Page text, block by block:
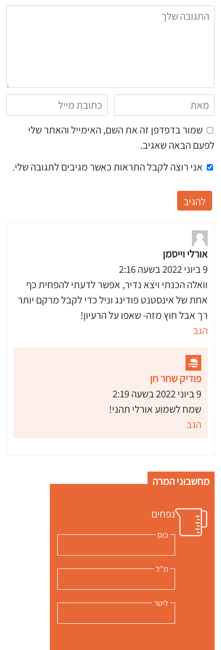
שמור בדפדפן זה את השם, האימייל והאתר שלי
לפעם הבאה שאגיב.
אני רוצה לקבל התראות כאשר מגיבים לתגובה שלי.
אורלי וייסמן
9 ביוני 2022 בשעה 2:16
וואלה הכנתי ויצא נדיר, אפשר לדעתי להפחית כף
אחת של אינסטנט פודינג וניל כדי לקבל מרקם יותר
רך אבל חוץ מזה- שאפו על הרעיון!
הגב
פודיק שחר חן
9 ביוני 2022 בשעה 2:19
שמח לשמוע אורלי תהני!
הגב
מחשבוני המרה
נפחים
כוס
מ"ל
ליטר